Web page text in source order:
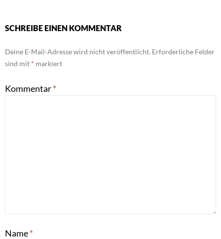
SCHREIBE EINEN KOMMENTAR
Deine E-Mail-Adresse wird nicht veröffentlicht. Erforderliche Felder
sind mit * markiert
Kommentar*
Name*